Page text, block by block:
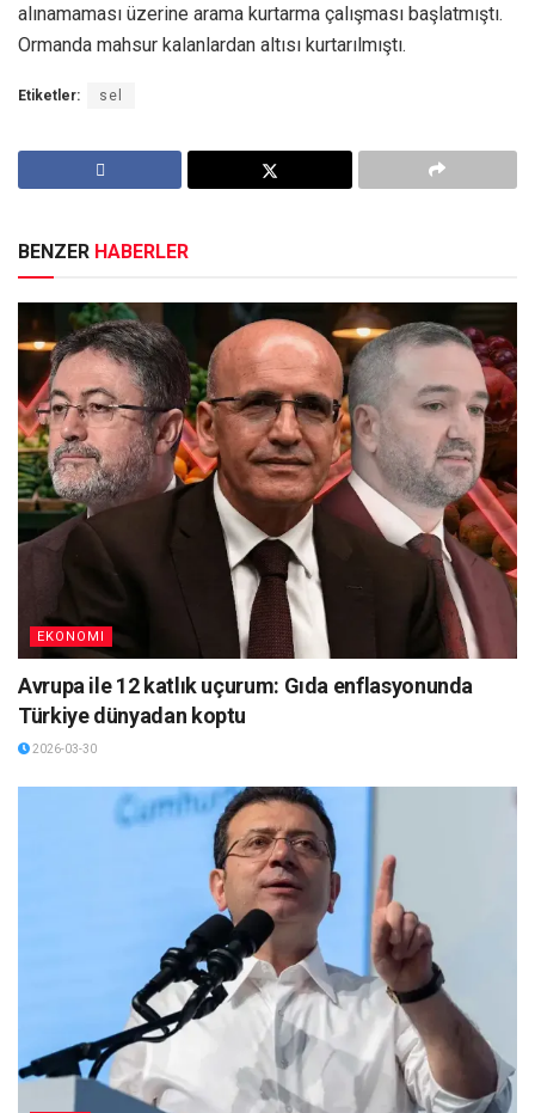
alınamaması üzerine arama kurtarma çalışması başlatmıştı.
Ormanda mahsur kalanlardan altısı kurtarılmıştı.
Etiketler: sel
BENZER HABERLER
EKONOMI
Avrupa ile 12 katlık uçurum: Gıda enflasyonunda
Türkiye dünyadan koptu
2026-03-30